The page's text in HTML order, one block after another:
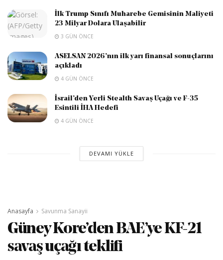
İlk Trump Sınıfı Muharebe Gemisinin Maliyeti
23 Milyar Dolara Ulaşabilir
3 GÜN ÖNCE
ASELSAN 2026’nın ilk yarı finansal sonuçlarını
açıkladı
4 GÜN ÖNCE
İsrail’den Yerli Stealth Savaş Uçağı ve F-35
Esintili İHA Hedefi
4 GÜN ÖNCE
DEVAMI YÜKLE
Anasayfa Savunma Sanayii
Güney Kore’den BAE’ye KF-21
savaş uçağı teklifi